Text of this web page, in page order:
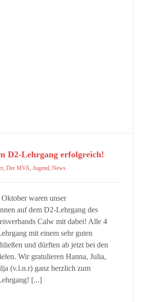
D2-Lehrgang erfolgreich!
Der MVA Jugend News
waren unser
auf dem D2-Lehrgang des
Calw mit dabei! Alle 4
mit einem sehr guten
und dürften ab jetzt bei den
Wir gratulieren Hanna, Julia,
(v.l.n.r) ganz herzlich zum
[...]